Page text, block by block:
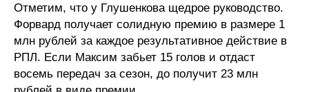
Отметим, что у Глушенкова щедрое руководство.
Форвард получает солидную премию в размере 1
млн рублей за каждое результативное действие в
РПЛ. Если Максим забьет 15 голов и отдаст
восемь передач за сезон, до получит 23 млн